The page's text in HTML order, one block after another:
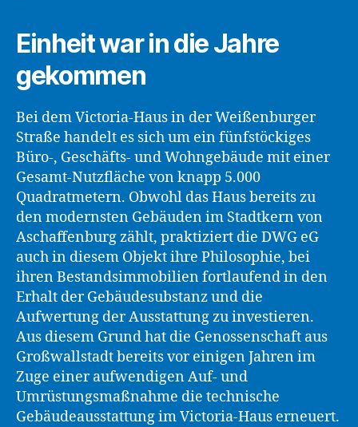
Einheit war in die Jahre
gekommen
Bei dem Victoria-Haus in der Weißenburger
Straße handelt es sich um ein fünfstöckiges
Büro-, Geschäfts- und Wohngebäude mit einer
Gesamt-Nutzfläche von knapp 5.000
Quadratmetern. Obwohl das Haus bereits zu
den modernsten Gebäuden im Stadtkern von
Aschaffenburg zählt, praktiziert die DWG eG
auch in diesem Objekt ihre Philosophie, bei
ihren Bestandsimmobilien fortlaufend in den
Erhalt der Gebäudesubstanz und die
Aufwertung der Ausstattung zu investieren.
Aus diesem Grund hat die Genossenschaft aus
Großwallstadt bereits vor einigen Jahren im
Zuge einer aufwendigen Auf- und
Umrüstungsmaßnahme die technische
Gebäudeausstattung im Victoria-Haus erneuert.